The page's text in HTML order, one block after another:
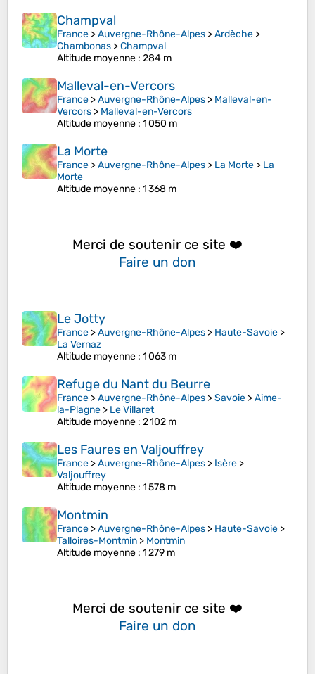
Champval
France >Auvergne-Rhône-Alpes >Ardèche >
Chambonas >Champval
Altitude moyenne : 284 m
Malleval-en-Vercors
France >Auvergne-Rhône-Alpes > Malleval-en-
Vercors > Malleval-en-Vercors
Altitude moyenne : 1 050 m
La Morte
France >Auvergne-Rhône-Alpes > La Morte > La
Morte
Altitude moyenne : 1 368 m
Merci de soutenir ce site ❤️
Faire un don
Le Jotty
France >Auvergne-Rhône-Alpes > Haute-Savoie >
La Vernaz
Altitude moyenne : 1 063 m
Refuge du Nant du Beurre
France >Auvergne-Rhône-Alpes >Savoie >Aime-
la-Plagne > Le Villaret
Altitude moyenne : 2 102 m
Les Faures en Valjouffrey
France >Auvergne-Rhône-Alpes > Isère >
Valjouffrey
Altitude moyenne : 1 578 m
Montmin
France >Auvergne-Rhône-Alpes > Haute-Savoie >
Talloires-Montmin > Montmin
Altitude moyenne : 1 279 m
Merci de soutenir ce site ❤️
Faire un don